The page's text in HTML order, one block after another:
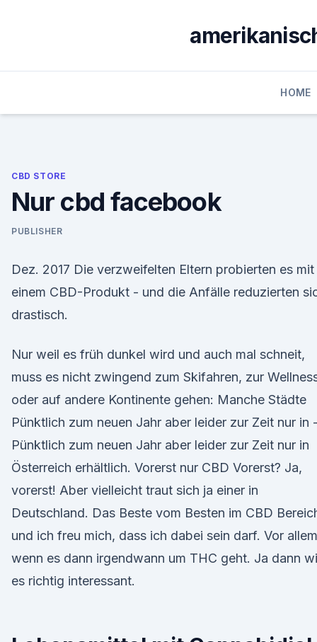
HOME
CBD STORE
Nur cbd facebook
PUBLISHER
Dez. 2017 Die verzweifelten Eltern probierten es mit
einem CBD-Produkt - und die Anfälle reduzierten
drastisch.
Nur weil es früh dunkel wird und auch mal schneit,
muss es nicht zwingend zum Skifahren, zur
oder auf andere Kontinente gehen: Manche Städte
Pünktlich zum neuen Jahr aber leider zur Zeit nur in -
Pünktlich zum neuen Jahr aber leider zur Zeit nur in
Österreich erhältlich. Vorerst nur CBD Vorerst? Ja,
vorerst! Aber vielleicht traut sich ja einer in
Deutschland. Das Beste vom Besten im CBD
und ich freu mich, dass ich dabei sein darf. Vor allem
wenn es dann irgendwann um THC geht. Ja dann
es richtig interessant.